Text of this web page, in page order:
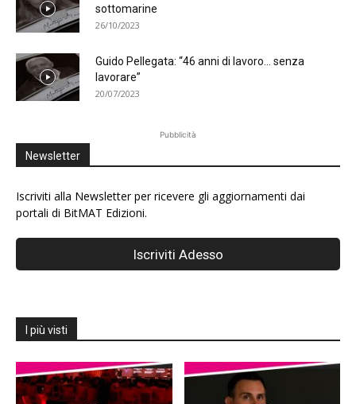
sottomarine
26/10/2023
Guido Pellegata: “46 anni di lavoro… senza
lavorare”
20/07/2023
Pubblicità
Newsletter
Iscriviti alla Newsletter per ricevere gli aggiornamenti dai
portali di BitMAT Edizioni.
I più visti